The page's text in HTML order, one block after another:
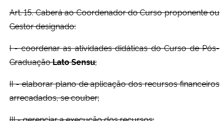
Art. 15. Caberá ao Coordenador do Curso proponente ou
Gestor designado:
I - coordenar as atividades didáticas do Curso de Pós-
GraduaçãoLato Sensu;
II - elaborar plano de aplicação dos recursos financeiros
arrecadados, se couber;